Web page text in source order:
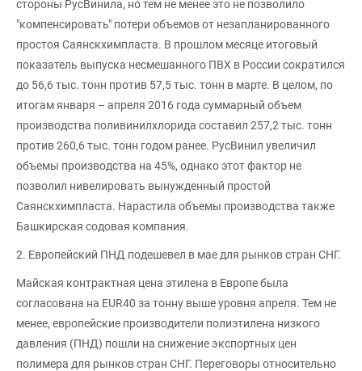
стороны РусВинила, но тем не менее это не позволило
"компенсировать" потери объемов от незапланированного
простоя Саянскхимпласта. В прошлом месяце итоговый
показатель выпуска несмешанного ПВХ в России сократился
до 56,6 тыс. тонн против 57,5 тыс. тонн в марте. В целом, по
итогам января – апреля 2016 года суммарный объем
производства поливинилхлорида составил 257,2 тыс. тонн
против 260,6 тыс. тонн годом ранее. РусВинил увеличил
объемы производства на 45%, однако этот фактор не
позволил нивелировать вынужденный простой
Саянскхимпласта. Нарастила объемы производства также
Башкирская содовая компания.
2. Европейский ПНД подешевел в мае для рынков стран СНГ.
Майская контрактная цена этилена в Европе была
согласована на EUR40 за тонну выше уровня апреля. Тем не
менее, европейские производители полиэтилена низкого
давления (ПНД) пошли на снижение экспортных цен
полимера для рынков стран СНГ. Переговоры относительно